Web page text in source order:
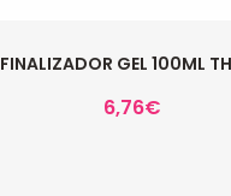
FINALIZADOR GEL 100ML
6,76€